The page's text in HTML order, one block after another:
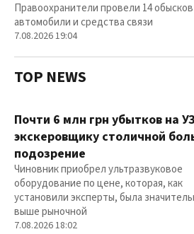
Правоохранители провели 14
автомобили и средства связи
7.08.2026 19:04
TOP NEWS
Почти 6 млн грн убытков на
экскеровщику столичной
подозрение
Чиновник приобрел ультразвуковое
оборудование по цене, которая, как
установили эксперты, была
выше рыночной
7.08.2026 18:02